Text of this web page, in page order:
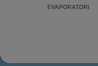
EVAPORATORI